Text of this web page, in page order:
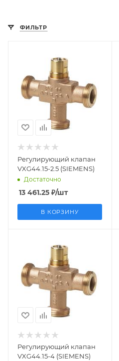
ФИЛЬТР
BPZ:VXG44.15-2.5
Вес, кг
0.593
производства
Германия
Регулирующий клапан
VXG44.15-2.5 (SIEMENS)
Достаточно
13 461.25 ₽/шт
В КОРЗИНУ
BPZ:VXG44.15-4
Вес, кг
0.673
производства
Германия
Регулирующий клапан
VXG44.15-4 (SIEMENS)